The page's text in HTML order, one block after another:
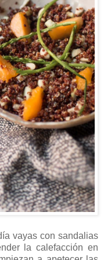
vayas con sandalias
la calefacción en